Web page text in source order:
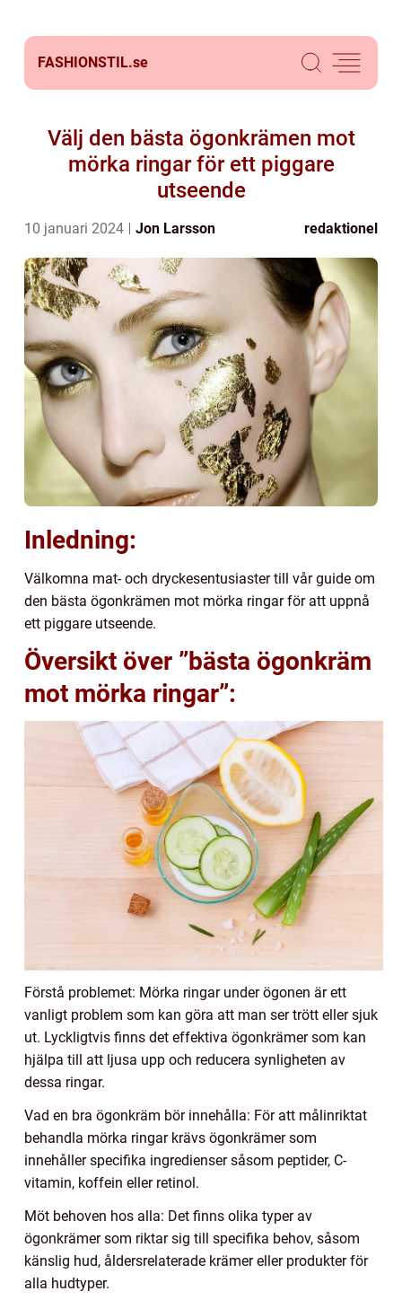
FASHIONSTIL.se
Välj den bästa ögonkrämen mot
mörka ringar för ett piggare
utseende
10 januari 2024 Jon Larsson redaktionel
Inledning:
Välkomna mat- och dryckesentusiaster till vår guide om
den bästa ögonkrämen mot mörka ringar för att uppnå
ett piggare utseende.
Översikt över ”bästa ögonkräm
mot mörka ringar”:
Förstå problemet: Mörka ringar under ögonen är ett
vanligt problem som kan göra att man ser trött eller sjuk
ut. Lyckligtvis finns det effektiva ögonkrämer som kan
hjälpa till att ljusa upp och reducera synligheten av
dessa ringar.
Vad en bra ögonkräm bör innehålla: För att målinriktat
behandla mörka ringar krävs ögonkrämer som
innehåller specifika ingredienser såsom peptider, C-
vitamin, koffein eller retinol.
Möt behoven hos alla: Det finns olika typer av
ögonkrämer som riktar sig till specifika behov, såsom
känslig hud, åldersrelaterade krämer eller produkter för
alla hudtyper.